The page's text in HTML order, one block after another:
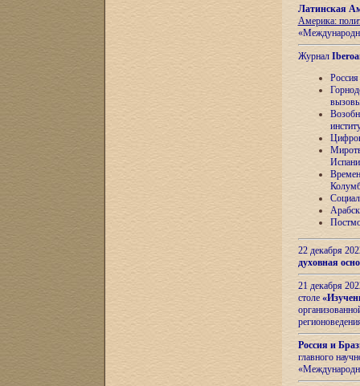
Латинская
Америка:
Журнал
22 декабря
духовная
21 декабря
столе
Россия и
главного